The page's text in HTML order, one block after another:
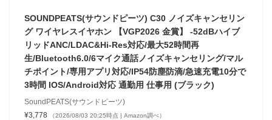
SOUNDPEATS(サウンドピーツ) C30 ノイズキャンセリン
グ ワイヤレスイヤホン 【VGP2026 金賞】 -52dBハイブ
リッドANC/LDAC&Hi-Res対応/最大52時間再
生/Bluetooth6.0/6マイク通話ノイズキャンセリング/マル
チポイント/専用アプリ対応/IP54防塵防滴/急速充電10分で
3時間 IOS/Android対応 通勤用 仕事用 (ブラック)
SoundPEATS(サウンドピーツ)
¥3,778
（2026/08/03 20:25時点 | Amazon調べ）